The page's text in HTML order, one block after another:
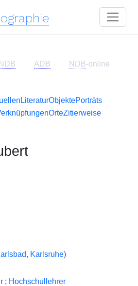
NDB ADB NDB-online
LiteraturObjektePorträts
OrteZitierweise
Karlsruhe)
; Hochschullehrer